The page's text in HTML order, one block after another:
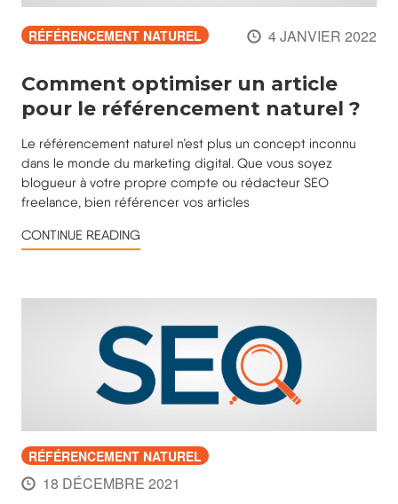
RÉFÉRENCEMENT NATUREL 4 JANVIER 2022
Comment optimiser un article
pour le référencement naturel ?
Le référencement naturel n’est plus un concept inconnu
dans le monde du marketing digital. Que vous soyez
blogueur à votre propre compte ou rédacteur SEO
freelance, bien référencer vos articles
CONTINUE READING
RÉFÉRENCEMENT NATUREL
18 DÉCEMBRE 2021